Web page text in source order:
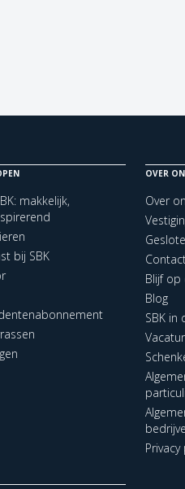
makkelijk,
bij SBK
OVER
Over
Blijf op
Blog
SBK in